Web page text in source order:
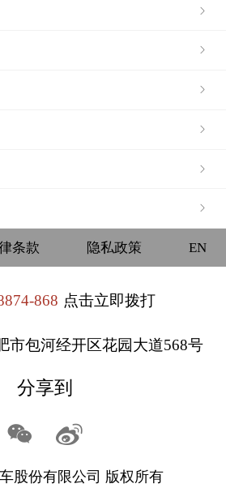
条款 隐私政策 EN
868 点击立即拨打
市包河经开区花园大道568号
分享到
股份有限公司 版权所有